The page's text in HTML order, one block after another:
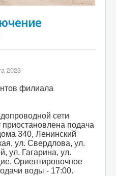
2023
филиала
сети
приостановлена подача
340, Ленинский
ул. Свердлова, ул.
ул. Гагарина, ул.
Ориентировочное
воды - 17:00.